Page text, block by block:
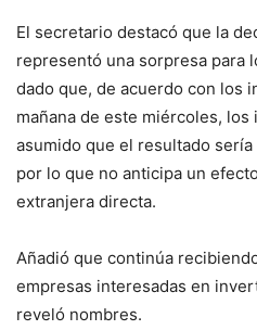
El secretario destacó que la
representó una sorpresa para
dado que, de acuerdo con los
mañana de este miércoles,
asumido que el resultado
por lo que no anticipa un
extranjera directa.
Añadió que continúa
empresas interesadas en
reveló nombres.